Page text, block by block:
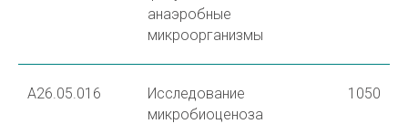
анаэробные
микроорганизмы
A26.05.016
Исследование
микробиоценоза
1050